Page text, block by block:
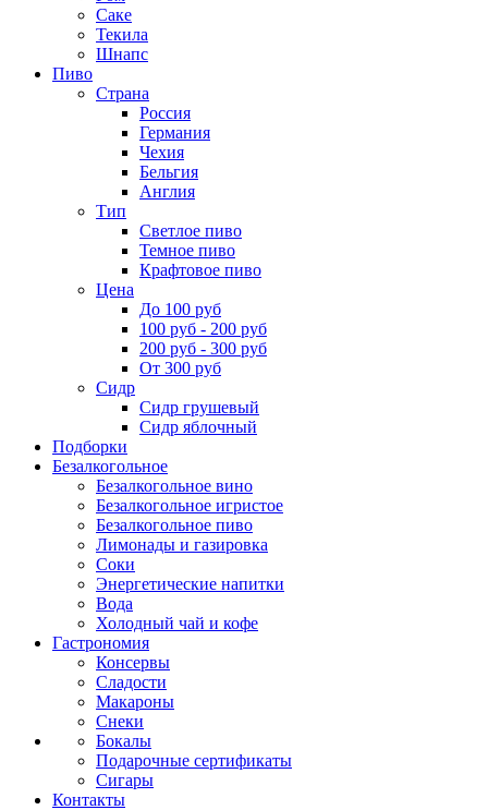
Саке
Текила
Шнапс
Пиво
Страна
Россия
Германия
Чехия
Бельгия
Англия
Тип
Светлое пиво
Темное пиво
Крафтовое пиво
Цена
До 100 руб
100 руб - 200 руб
200 руб - 300 руб
От 300 руб
Сидр
Сидр грушевый
Сидр яблочный
Подборки
Безалкогольное
Безалкогольное вино
Безалкогольное игристое
Безалкогольное пиво
Лимонады и газировка
Соки
Энергетические напитки
Вода
Холодный чай и кофе
Гастрономия
Консервы
Сладости
Макароны
Снеки
Бокалы
Подарочные сертификаты
Сигары
Контакты